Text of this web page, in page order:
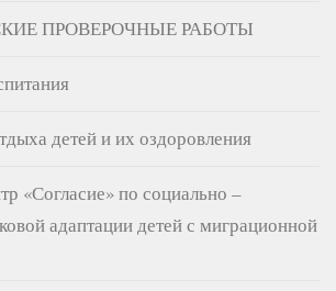
ПРОВЕРОЧНЫЕ РАБОТЫ
детей и их оздоровления
«Согласие» по социально –
адаптации детей с миграционной